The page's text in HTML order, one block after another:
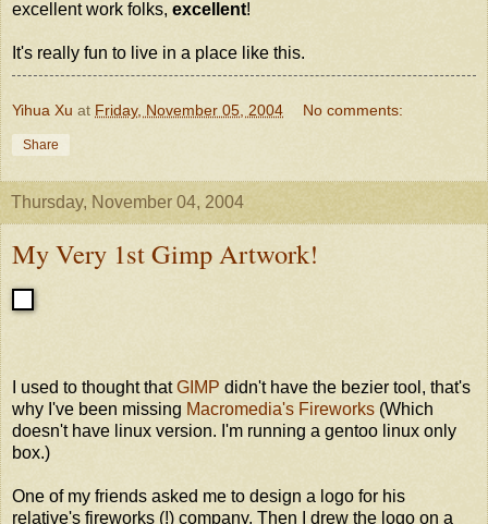
excellent work folks, excellent!
It's really fun to live in a place like this.
Yihua Xu at Friday, November 05, 2004 No comments:
Share
Thursday, November 04, 2004
My Very 1st Gimp Artwork!
I used to thought thatGIMP didn't have the bezier tool, that's
why I've been missing Macromedia's Fireworks (Which
doesn't have linux version. I'm running a gentoo linux only
box.)
One of my friends asked me to design a logo for his
relative's fireworks (!) company. Then I drew the logo on a